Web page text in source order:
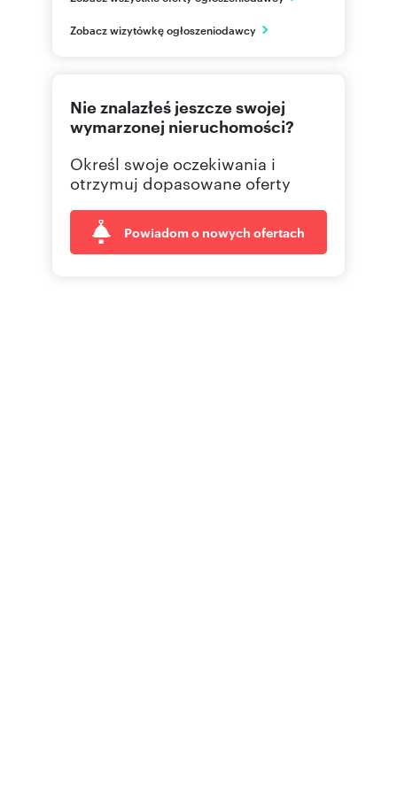
PL
Zobacz wizytówkę ogłoszeniodawcy
Nie znalazłeś jeszcze swojej
wymarzonej nieruchomości?
Określ swoje oczekiwania i
otrzymuj dopasowane oferty
Powiadom o nowych ofertach